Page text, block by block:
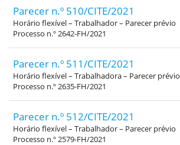
Parecer n.º 510/CITE/2021
Horário flexível – Trabalhador – Parecer prévio
Processo n.º 2642-FH/2021
Parecer n.º 511/CITE/2021
Horário flexível – Trabalhadora – Parecer prévio
Processo n.º 2635-FH/2021
Parecer n.º 512/CITE/2021
Horário flexível – Trabalhador – Parecer prévio
Processo n.º 2579-FH/2021